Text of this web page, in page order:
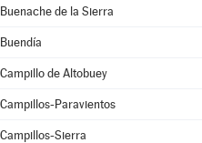
Buenache de la Sierra
Buendía
Campillo de Altobuey
Campillos-Paravientos
Campillos-Sierra